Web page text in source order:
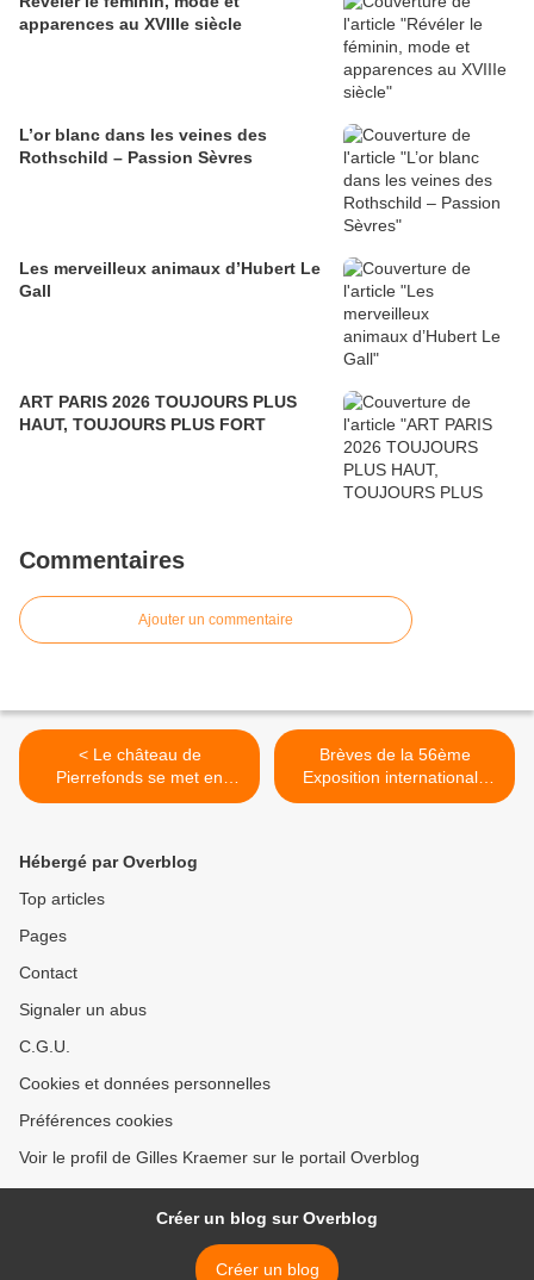
apparences au XVIIIe siècle
L’or blanc dans les veines des
Rothschild – Passion Sèvres
Les merveilleux animaux d’Hubert Le
Gall
ART PARIS 2026 TOUJOURS PLUS
HAUT, TOUJOURS PLUS FORT
Commentaires
Ajouter un commentaire
< Le château de
Pierrefonds se met en
scène entre Moyen Âge et
Brèves de la 56ème
Exposition internationale
d'Art – La Biennale di
Hébergé par Overblog
Top articles
Pages
Contact
Signaler un abus
C.G.U.
Cookies et données personnelles
Préférences cookies
Voir le profil de Gilles Kraemer sur le portail Overblog
Créer un blog sur Overblog
Créer un blog